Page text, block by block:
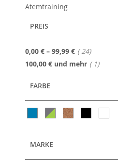
Atemtraining
PREIS
0,00 € – 99,99 € 24Artikel
100,00 € und mehr 1Artikel
FARBE
MARKE